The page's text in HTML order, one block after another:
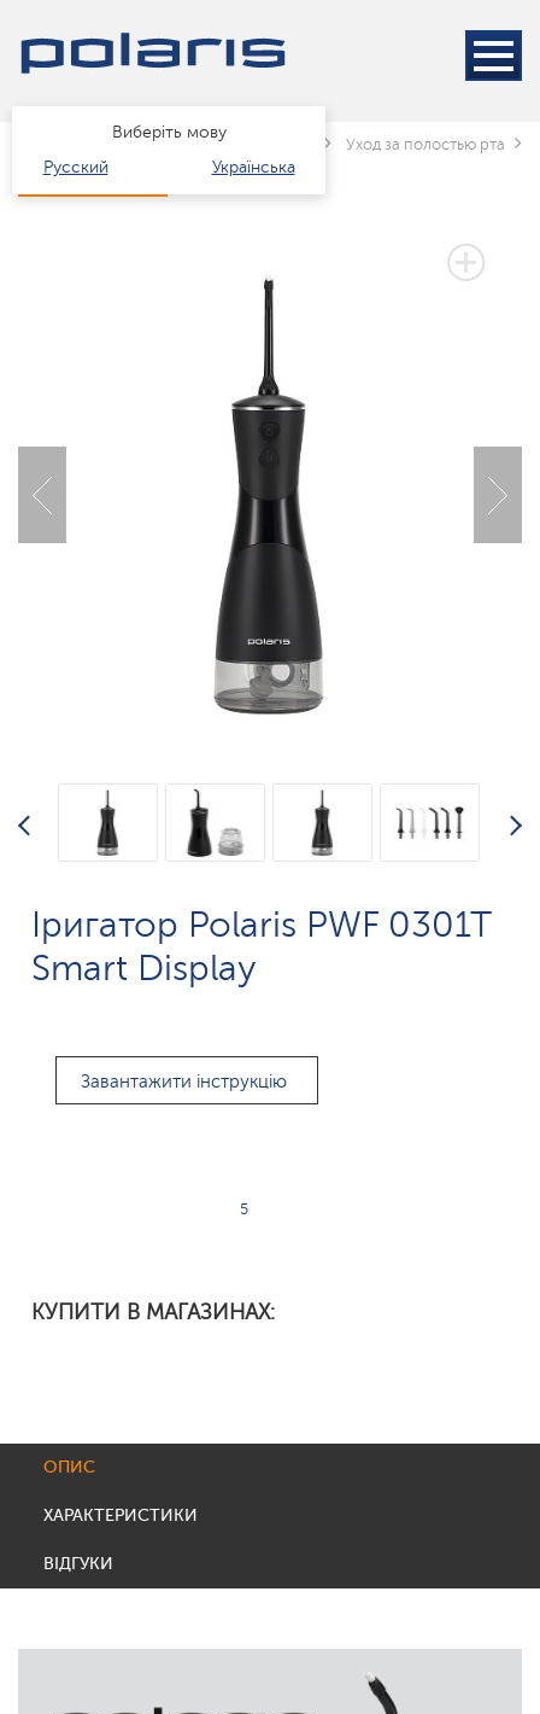
Виберіть мову
Русский
Українська
Каталог краса і здоров'я Уход за полостью рта
2 РОКИ ГАРАНТІЇ
Іригатор Polaris PWF 0301T
Smart Display
Завантажити інструкцію
5
КУПИТИ В МАГАЗИНАХ:
ОПИС
ХАРАКТЕРИСТИКИ
ВІДГУКИ